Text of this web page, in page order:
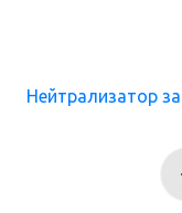
Нейтрализатор